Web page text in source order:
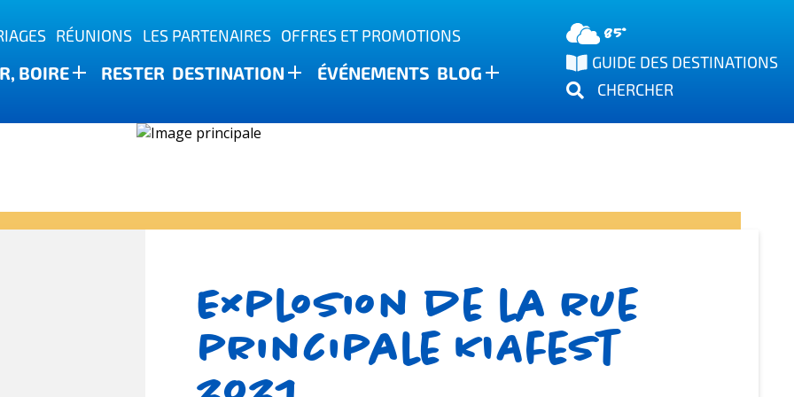
RÉUNIONS LES PARTENAIRES OFFRES ET PROMOTIONS
BOIRE RESTER DESTINATION ÉVÉNEMENTS BLOG
85°
GUIDE DES DESTINATIONS
CHERCHER
Explosion de la rue
principale KIAfest